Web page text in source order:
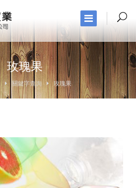
玫瑰果
關鍵字查詢 玫瑰果